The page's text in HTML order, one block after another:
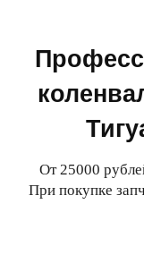
От 25000
При покупке